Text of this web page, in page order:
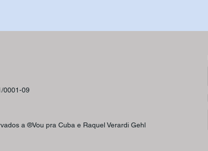
0001-09
a ®Vou pra Cuba e Raquel Verardi Gehl